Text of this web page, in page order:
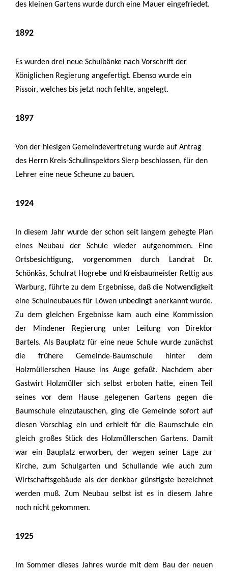
des kleinen Gartens wurde durch eine Mauer eingefriedet.
1892
Es wurden drei neue Schulbänke nach Vorschrift der
Königlichen Regierung angefertigt. Ebenso wurde ein
Pissoir, welches bis jetzt noch fehlte, angelegt.
1897
Von der hiesigen Gemeindevertretung wurde auf Antrag
des Herrn Kreis-Schulinspektors Sierp beschlossen, für den
Lehrer eine neue Scheune zu bauen.
1924
In diesem Jahr wurde der schon seit langem gehegte Plan
eines Neubau der Schule wieder aufgenommen. Eine
Ortsbesichtigung, vorgenommen durch Landrat Dr.
Schönkäs, Schulrat Hogrebe und Kreisbaumeister Rettig aus
Warburg, führte zu dem Ergebnisse, daß die Notwendigkeit
eine Schulneubaues für Löwen unbedingt anerkannt wurde.
Zu dem gleichen Ergebnisse kam auch eine Kommission
der Mindener Regierung unter Leitung von Direktor
Bartels. Als Bauplatz für eine neue Schule wurde zunächst
die frühere Gemeinde-Baumschule hinter dem
Holzmüllerschen Hause ins Auge gefaßt. Nachdem aber
Gastwirt Holzmüller sich selbst erboten hatte, einen Teil
seines vor dem Hause gelegenen Gartens gegen die
Baumschule einzutauschen, ging die Gemeinde sofort auf
diesen Vorschlag ein und erhielt für die Baumschule ein
gleich großes Stück des Holzmüllerschen Gartens. Damit
war ein Bauplatz erworben, der wegen seiner Lage zur
Kirche, zum Schulgarten und Schullande wie auch zum
Wirtschaftsgebäude als der denkbar günstigste bezeichnet
werden muß. Zum Neubau selbst ist es in diesem Jahre
noch nicht gekommen.
1925
Im Sommer dieses Jahres wurde mit dem Bau der neuen